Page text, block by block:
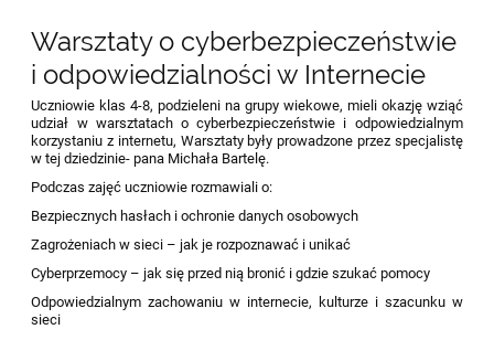
Warsztaty o cyberbezpieczeństwie
i odpowiedzialności w Internecie
Uczniowie klas 4-8, podzieleni na grupy wiekowe, mieli okazję wziąć
udział w warsztatach o cyberbezpieczeństwie i odpowiedzialnym
korzystaniu z internetu, Warsztaty były prowadzone przez specjalistę
w tej dziedzinie- pana Michała Bartelę.
Podczas zajęć uczniowie rozmawiali o:
Bezpiecznych hasłach i ochronie danych osobowych
Zagrożeniach w sieci – jak je rozpoznawać i unikać
Cyberprzemocy – jak się przed nią bronić i gdzie szukać pomocy
Odpowiedzialnym zachowaniu w internecie, kulturze i szacunku w
sieci